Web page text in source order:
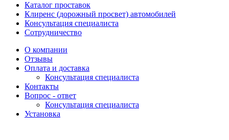
Каталог проставок
Клиренс (дорожный просвет) автомобилей
Консультация специалиста
Сотрудничество
О компании
Отзывы
Оплата и доставка
Консультация специалиста
Контакты
Вопрос - ответ
Консультация специалиста
Установка